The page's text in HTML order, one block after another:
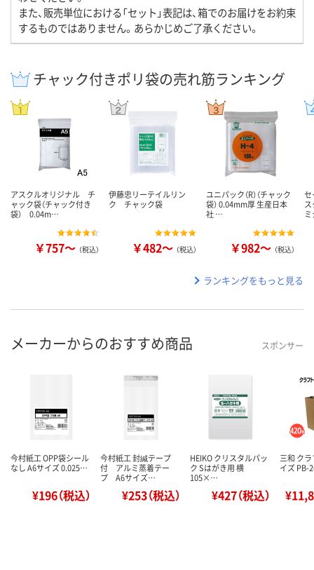
また、販売単位における「セット」表記は、箱でのお届けをお約束
するものではありません。あらかじめご了承ください。
チャック付きポリ袋の売れ筋ランキング
アスクルオリジナル チ
ャック袋（チャック付き
袋） 0.04m…
￥757～ （税込）
伊藤忠リーテイルリン
ク チャック袋
￥482～ （税込）
ユニパック（R）（チャック
袋） 0.04mm厚 生産日本
社 …
￥982～ （税込）
セ
ランキングをもっと見る
メーカーからのおすすめ商品 スポンサー
今村紙工 OPP袋シール
なし A6サイズ 0.025…
¥196（税込）
今村紙工 封緘テープ
付 アルミ蒸着テー
プ A6サイズ…
¥253（税込）
HEIKO クリスタルパッ
ク Sはがき用 横
105×…
¥427（税込）
三和 ク
イズ PB-